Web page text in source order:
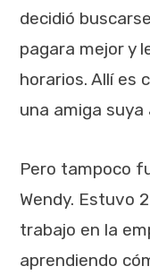
decidió
pagara mejor y
horarios. Allí es
una amiga suya
Pero tampoco
Wendy. Estuvo
trabajo en la
aprendiendo